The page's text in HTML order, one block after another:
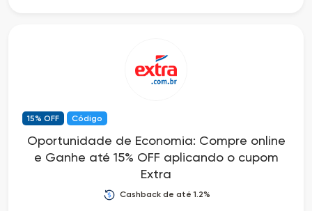
as
Ofertas
15% OFF Código
Oportunidade de Economia: Compre online
e Ganhe até 15% OFF aplicando o cupom
Extra
Cashback de até 1.2%